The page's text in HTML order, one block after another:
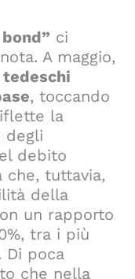
ci
A maggio,
, toccando
la
degli
debito
che, tuttavia,
della
un rapporto
tra i più
Di poca
che nella